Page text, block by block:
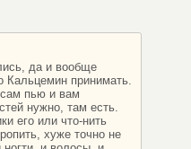
да и вообще
принимать.
пью и вам
нужно, там есть.
его или что-нить
хуже точно не